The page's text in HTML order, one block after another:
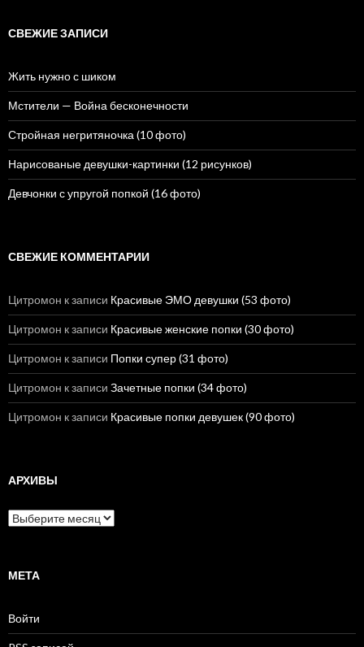
и
СВЕЖИЕ ЗАПИСИ
Жить нужно с шиком
Мстители — Война бесконечности
Стройная негритяночка (10 фото)
Нарисованые девушки-картинки (12 рисунков)
Девчонки с упругой попкой (16 фото)
СВЕЖИЕ КОММЕНТАРИИ
Цитромон к записи Красивые ЭМО девушки (53 фото)
Цитромон к записи Красивые женские попки (30 фото)
Цитромон к записи Попки супер (31 фото)
Цитромон к записи Зачетные попки (34 фото)
Цитромон к записи Красивые попки девушек (90 фото)
АРХИВЫ
А
р
в
МЕТА
Войти